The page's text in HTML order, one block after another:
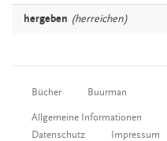
hergeben (herreichen)
Bücher Buurman
Allgemeine Informationen
Datenschutz
Impressum